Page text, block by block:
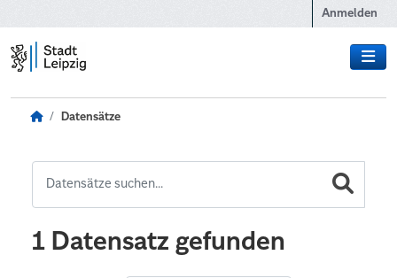
Anmelden
Datensätze
1 Datensatz gefunden